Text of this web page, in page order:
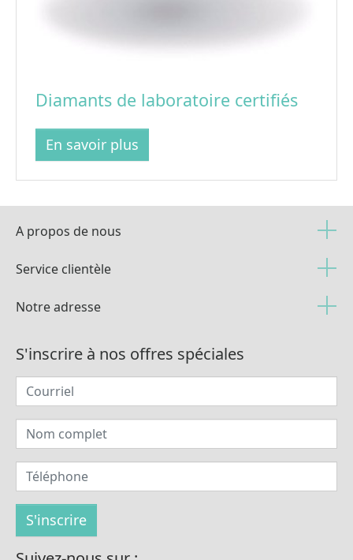
Diamants de laboratoire certifiés
En savoir plus
A propos de nous
Service clientèle
Notre adresse
S'inscrire à nos offres spéciales